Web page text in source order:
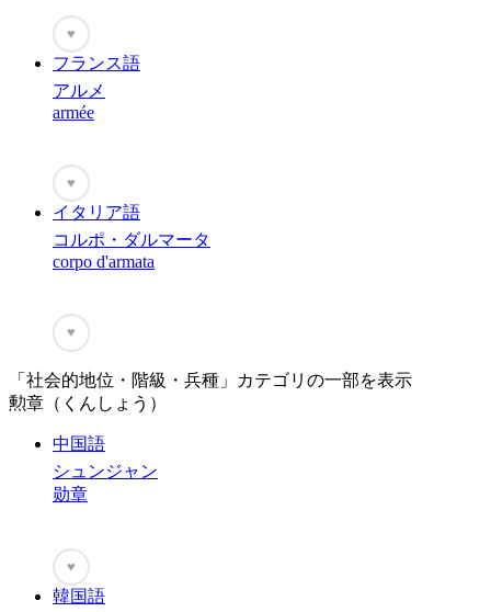
♥
フランス語
アルメ
armée
♥
イタリア語
コルポ・ダルマータ
corpo d'armata
♥
「社会的地位・階級・兵種」カテゴリの一部を表示
勲章（くんしょう）
中国語
シュンジャン
勋章
♥
韓国語